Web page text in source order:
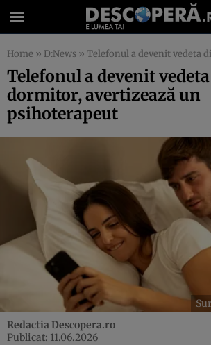
Home » D:News » Telefonul a devenit vedeta din dormitor,
Telefonul a devenit
dormitor, avertizează un
psihoterapeut
Redactia Descopera.ro
Publicat: 11.06.2026